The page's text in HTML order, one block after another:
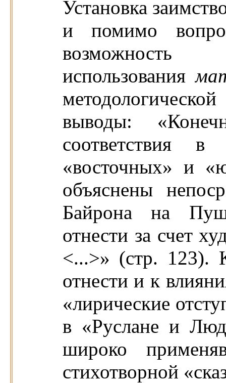
Установка
и помимо
возможность
использования
выводы:
соответствия
«восточных» и
объяснены
Байрона на
отнести за счет
<...>» (стр. 123).
отнести и к
«лирические
в «Руслане и
широко
стихотворной